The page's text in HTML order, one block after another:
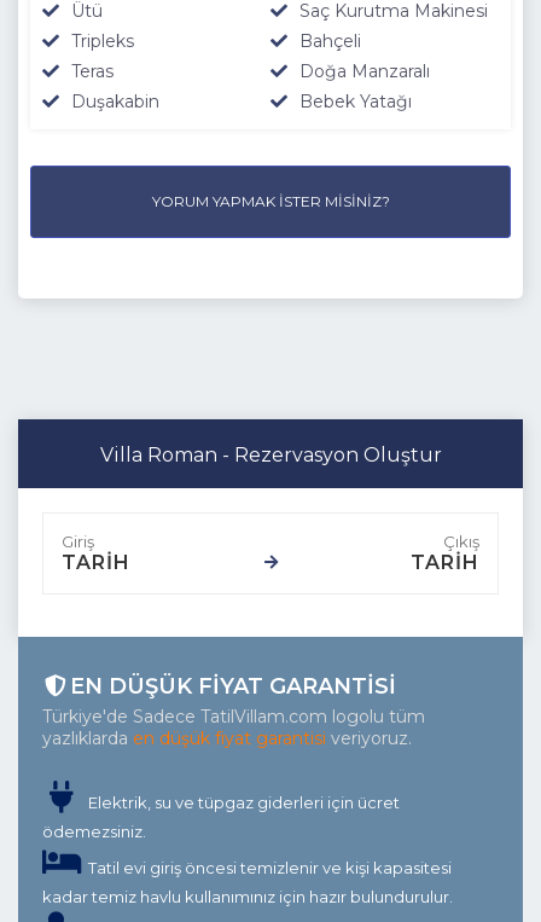
Ütü
Saç Kurutma Makinesi
Tripleks
Bahçeli
Teras
Doğa Manzaralı
Duşakabin
Bebek Yatağı
YORUM YAPMAK İSTER MISINIZ?
Villa Roman - Rezervasyon Oluştur
TARİH TARİH
EN DÜŞÜK FIYAT GARANTISI
Türkiye'de Sadece TatilVillam.com logolu tüm
yazlıklarda en düşük fiyat garantisi veriyoruz.
Elektrik, su ve tüpgaz giderleri için ücret
ödemezsiniz.
Tatil evi giriş öncesi temizlenir ve kişi kapasitesi
kadar temiz havlu kullanımınız için hazır bulundurulur.